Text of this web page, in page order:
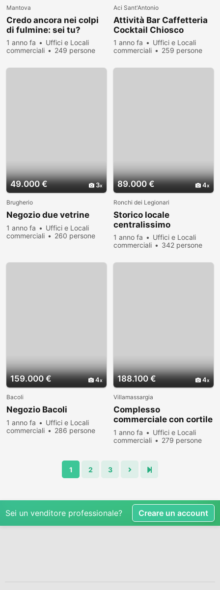
Mantova
Credo ancora nei colpi
di fulmine: sei tu?
1 anno fa
Uffici e Locali
commerciali
249 persone
Aci Sant'Antonio
Attività Bar Caffetteria
Cocktail Chiosco
1 anno fa
Uffici e Locali
commerciali
259 persone
49.000 € 3
Brugherio
Negozio due vetrine
1 anno fa
Uffici e Locali
commerciali
260 persone
89.000 € 4
Ronchi dei Legionari
Storico locale
centralissimo
1 anno fa
Uffici e Locali
commerciali
342 persone
159.000 € 4
Bacoli
Negozio Bacoli
1 anno fa
Uffici e Locali
commerciali
286 persone
188.100 € 4
Villamassargia
Complesso
commerciale con cortile
e pertinenze
1 anno fa
Uffici e Locali
commerciali
279 persone
1 2 3
Sei un venditore professionale? Creare un account